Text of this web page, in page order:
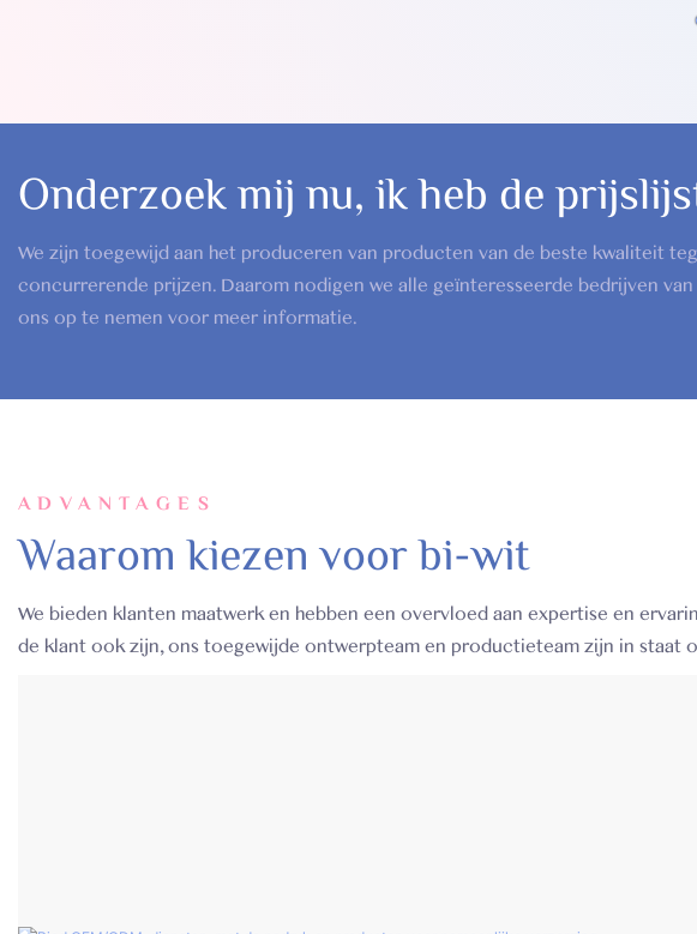
Onderzoek mij nu, ik heb de
We zijn toegewijd aan het produceren van producten van de beste kwaliteit
concurrerende prijzen. Daarom nodigen we alle geïnteresseerde bedrijven
ons op te nemen voor meer informatie.
ADVANTAGES
Waarom kiezen voor bi-wit
We bieden klanten maatwerk en hebben een overvloed aan expertise en
de klant ook zijn, ons toegewijde ontwerpteam en productieteam zijn in staat